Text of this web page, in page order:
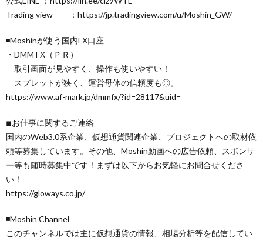
Trading view ：https://jp.tradingview.com/u/Moshin_GW/
◾️Moshinが使う国内FX口座
・DMM FX（ＰＲ）
取引画面が見やすく、操作も使いやすい！
スプレットが狭く、運営母体の信頼度も◎。
https://www.af-mark.jp/dmmfx/?id=28117&uid=
◾︎お仕事に関するご連絡
国内のWeb3.0系企業、仮想通貨関連企業、プロジェクトへの取材依
頼等募集しています。その他、Moshin動画への広告依頼、スポンサ
ー等も随時募集中です！まずは以下からお気軽にお問合せくださ
い！
https://gloways.co.jp/
◾️Moshin Channel
このチャンネルでは主に仮想通貨の情報、相場分析等を配信してい